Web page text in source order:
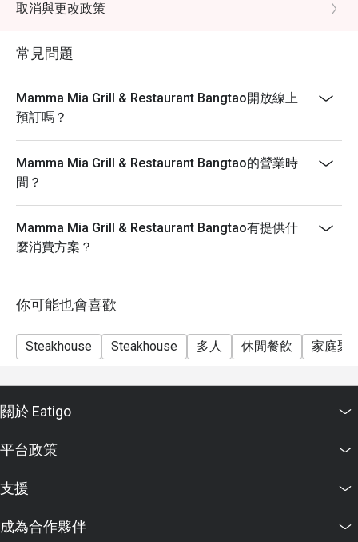
取消與更改政策
常見問題
Mamma Mia Grill & Restaurant Bangtao開放線上
預訂嗎？
Mamma Mia Grill & Restaurant Bangtao的營業時
間？
Mamma Mia Grill & Restaurant Bangtao有提供什
麼消費方案？
你可能也會喜歡
Steakhouse Steakhouse 多人 休閒餐飲 家庭聚
關於 Eatigo
平台政策
支援
成為合作夥伴